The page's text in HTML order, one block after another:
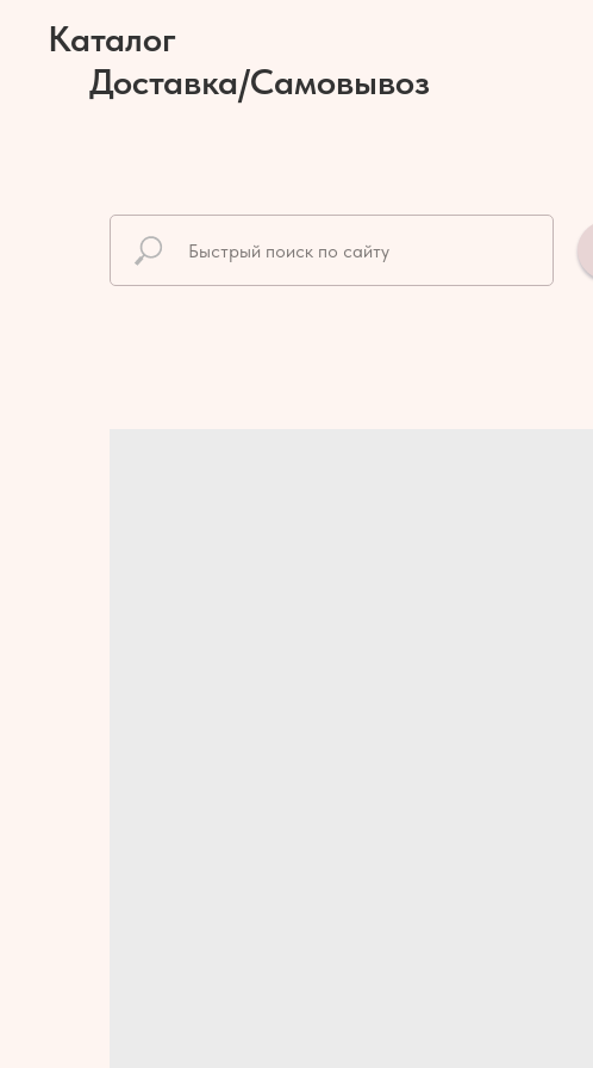
Каталог
Доставка/Самовывоз